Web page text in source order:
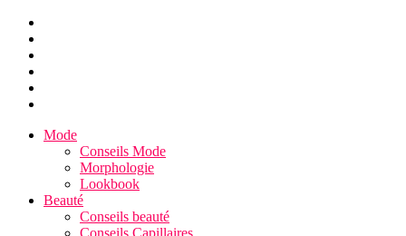
Mode
Conseils Mode
Morphologie
Lookbook
Beauté
Conseils beauté
Conseils Capillaires